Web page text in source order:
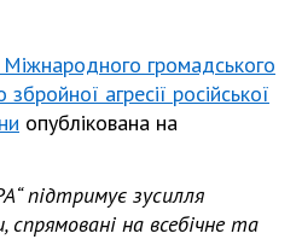
Міжнародного громадського
агресії російської
опублікована на
підтримує зусилля
спрямовані на всебічне та